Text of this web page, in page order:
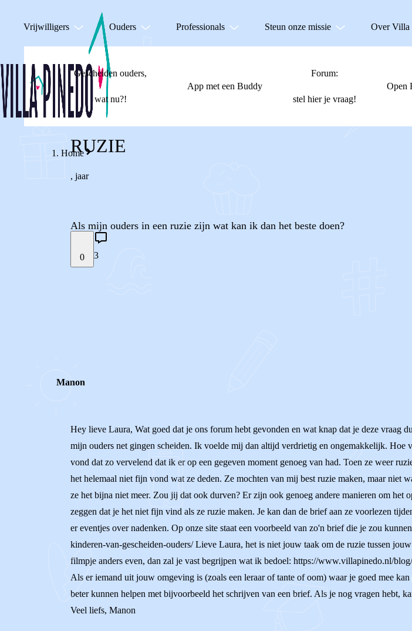
Vrijwilligers Ouders Professionals Steun onze missie Over Villa
Gescheiden ouders,
wat nu?!
App met een Buddy
Forum:
stel hier je vraag!
Open
Home
RUZIE
, jaar
Als mijn ouders in een ruzie zijn wat kan ik dan het beste doen?
0 3
Manon
Hey lieve Laura, Wat goed dat je ons forum hebt gevonden en wat knap dat je deze vraag
mijn ouders net gingen scheiden. Ik voelde mij dan altijd verdrietig en ongemakkelijk.
vond dat zo vervelend dat ik er op een gegeven moment genoeg van had. Toen ze weer
het helemaal niet fijn vond wat ze deden. Ze mochten van mij best ruzie maken, maar niet
ze het bijna niet meer. Zou jij dat ook durven? Er zijn ook genoeg andere manieren om het
zeggen dat je het niet fijn vind als ze ruzie maken. Je kan dan de brief aan ze voorlezen
er eventjes over nadenken. Op onze site staat een voorbeeld van zo'n brief die je zou
kinderen-van-gescheiden-ouders/ Lieve Laura, het is niet jouw taak om de ruzie tussen
filmpje anders even, dan zal je vast begrijpen wat ik bedoel: https://www.villapinedo.nl/
Als er iemand uit jouw omgeving is (zoals een leraar of tante of oom) waar je goed mee
beter kunnen helpen met bijvoorbeeld het schrijven van een brief. Als je nog vragen hebt,
Veel liefs, Manon